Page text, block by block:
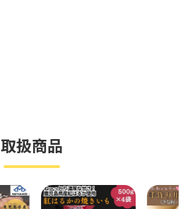
取扱商品